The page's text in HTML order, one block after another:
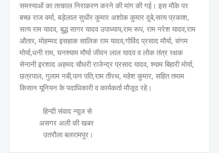
समस्याओं का तत्काल निराकरण करने की मांग की गई। इस मौके पर
बच्छ राज वर्मा, बड़ेलाल सुधीर कुमार अशोक कुमार दुबे,सत्य प्रकाश,
सत्य राम यादव, बुद्ध सागर यादव उपाध्याय,राम रूप, राम नरेश यादव,राम
औतार, मोहम्मद इसहाक सालिक राम यादव,गोविंद प्रसाद मौर्या, संगम
मोर्या,धनी राम, घनश्याम मौर्या जीवन लाल यादव व लोक तंत्र रक्षक
सेनानी इरशाद अहमद चौधरी राजेन्द्र प्रसाद यादव, श्याम बिहारी मोर्या,
छत्रपाल, गुलाम नबी,पान पति,राम तीरथ, महेश कुमार, सहित तमाम
किसान यूनियन के पदाधिकारी व कार्यकर्ता मौजूद रहे।
हिन्दी संवाद न्यूज से
असगर अली की खबर
उतरौला बलरामपुर।